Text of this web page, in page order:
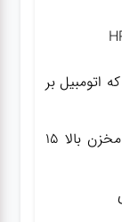
اتومبیل بر
ظرفیت مخزن پایین ۶۰ لیتر – ظرفیت مخزن بالا ۱۵